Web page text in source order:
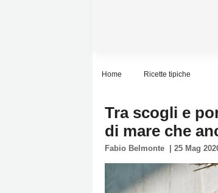
Home Ricette tipiche
Tra scogli e
di mare che
Fabio Belmonte 25 Mag